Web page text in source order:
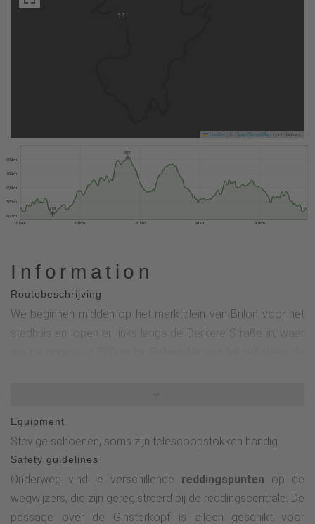
11
Leaflet OpenStreetMapcontributors
0 km 10 km 20 km 30 km 40 km
400 m
500 m
600 m
700 m
800 m
418
817
Information
Routebeschrijving
We beginnen midden op het marktplein van Brilon voor het
stadhuis en lopen er links langs de Derkere Straße in, waar
Kreishaus rechts aan - het natuurreservaat Drübel in. Zodra
we dit gebied zijn gepasseerd, begint de rondwandeling
over de Kammweg Brilon en houden we links aan in de
richting van de boerderijwinkel. Vervolgens lopen we langs
de jeugdherberg en de golfbaan naar Landgasthof Gruss,
Equipment
Stevige schoenen, soms zijn telescoopstokken handig.
Safety guidelines
Onderweg vind je verschillende reddingspunten op de
wegwijzers, die zijn geregistreerd bij de reddingscentrale. De
passage over de Ginsterkopf is alleen geschikt voor